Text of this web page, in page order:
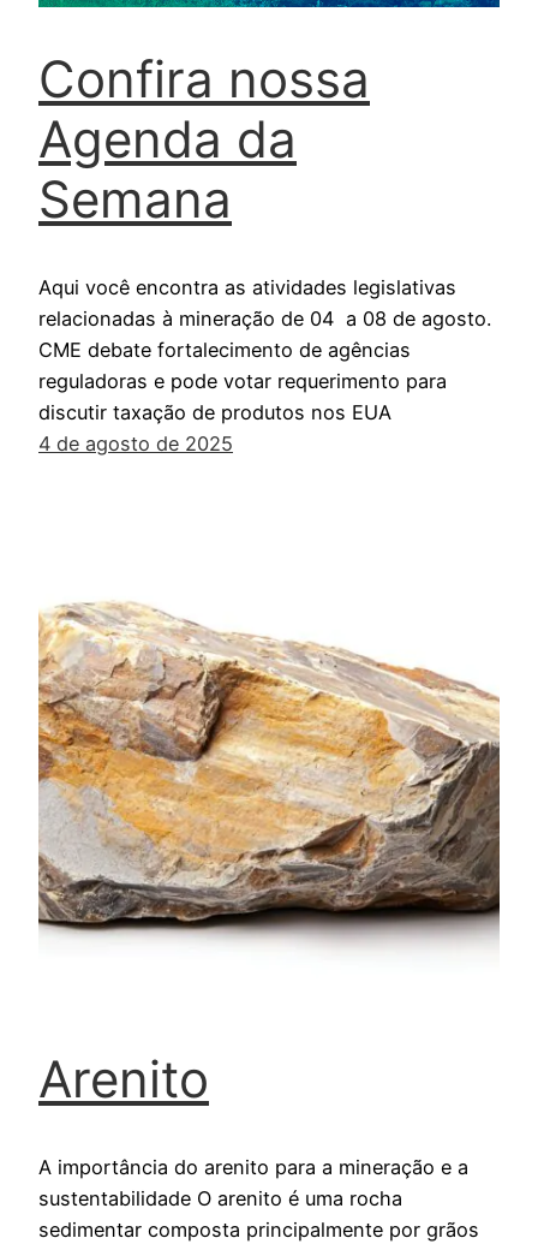
Confira nossa
Agenda da
Semana
Aqui você encontra as atividades legislativas
relacionadas à mineração de 04 a 08 de agosto.
CME debate fortalecimento de agências
reguladoras e pode votar requerimento para
discutir taxação de produtos nos EUA
4 de agosto de 2025
Arenito
A importância do arenito para a mineração e a
sustentabilidade O arenito é uma rocha
sedimentar composta principalmente por grãos